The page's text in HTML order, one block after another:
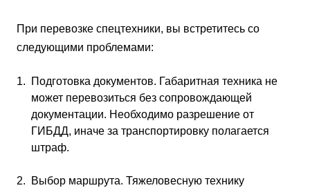
При перевозке спецтехники, вы встретитесь со
следующими проблемами:
Подготовка документов. Габаритная техника не
может перевозиться без сопровождающей
документации. Необходимо разрешение от
ГИБДД, иначе за транспортировку полагается
штраф.
Выбор маршрута. Тяжеловесную технику